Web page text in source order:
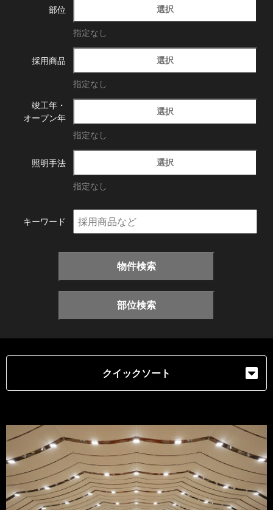
部位 選択
指定なし
採用商品 選択
指定なし
竣工年・
オープン年
選択
指定なし
照明手法 選択
指定なし
キーワード
物件検索
部位検索
クイックソート